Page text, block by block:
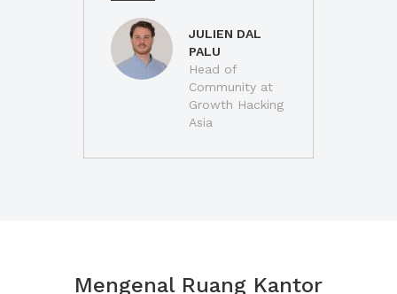
JULIEN DAL
PALU
Head of
Community at
Growth Hacking
Asia
Mengenal Ruang Kantor